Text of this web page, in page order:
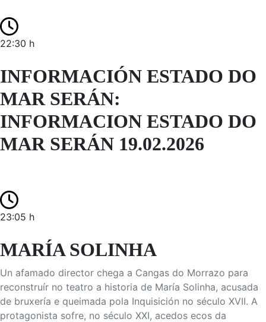
22:30 h
INFORMACIÓN ESTADO DO
MAR SERÁN:
INFORMACION ESTADO DO
MAR SERÁN 19.02.2026
23:05 h
MARÍA SOLINHA
Un afamado director chega a Cangas do Morrazo para
reconstruír no teatro a historia de María Solinha, acusada
de bruxería e queimada pola Inquisición no século XVII. A
protagonista sofre, no século XXI, acedos ecos da